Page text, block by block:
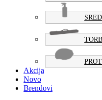
Akcija
Novo
Brendovi